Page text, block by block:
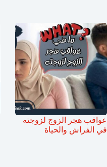
عواقب هجر الزوج لزوجته
في الفراش والحياة